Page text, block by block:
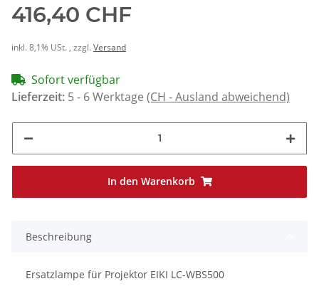
416,40 CHF
inkl. 8,1% USt. , zzgl.Versand
Sofort verfügbar
Lieferzeit: 5 - 6 Werktage (CH - Ausland abweichend)
In den Warenkorb
Beschreibung
Ersatzlampe für Projektor EIKI LC-WBS500